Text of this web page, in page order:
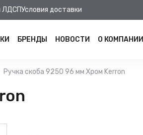
ЛДСПУсловия доставки
БРЕНДЫ НОВОСТИ О КОМПАНИИ
Ручка скоба 9250 96 мм Хром Kerron